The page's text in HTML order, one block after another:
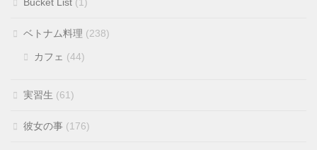
ベトナム料理 (238)
カフェ (44)
実習生 (61)
彼女の事 (176)